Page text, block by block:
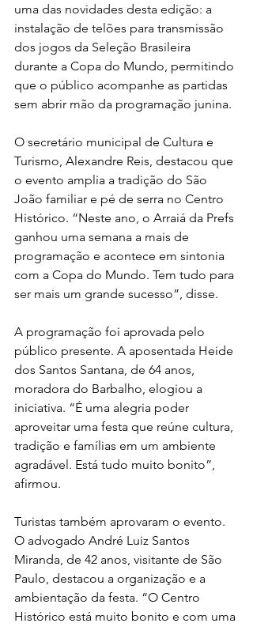
uma das novidades desta edição: a
instalação de telões para transmissão
dos jogos da Seleção Brasileira
durante a Copa do Mundo, permitindo
que o público acompanhe as partidas
sem abrir mão da programação junina.
O secretário municipal de Cultura e
Turismo, Alexandre Reis, destacou que
o evento amplia a tradição do São
João familiar e pé de serra no Centro
Histórico. “Neste ano, o Arraiá da Prefs
ganhou uma semana a mais de
programação e acontece em sintonia
com a Copa do Mundo. Tem tudo para
ser mais um grande sucesso”, disse.
A programação foi aprovada pelo
público presente. A aposentada Heide
dos Santos Santana, de 64 anos,
moradora do Barbalho, elogiou a
iniciativa. “É uma alegria poder
aproveitar uma festa que reúne cultura,
tradição e famílias em um ambiente
agradável. Está tudo muito bonito”,
afirmou.
Turistas também aprovaram o evento.
O advogado André Luiz Santos
Miranda, de 42 anos, visitante de São
Paulo, destacou a organização e a
ambientação da festa. “O Centro
Histórico está muito bonito e com uma